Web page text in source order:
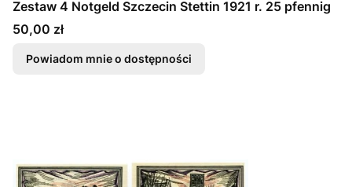
Zestaw 4 Notgeld Szczecin Stettin 1921 r. 25 pfennig
Cena
50,00 zł
Powiadom mnie o dostępności